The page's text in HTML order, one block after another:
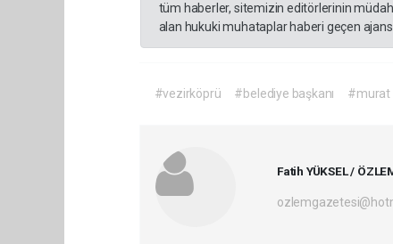
tüm haberler, sitemizin editörlerinin
alan hukuki muhataplar haberi geçen
#vezirköprü #belediye başkanı #murat
Fatih YÜKSEL /